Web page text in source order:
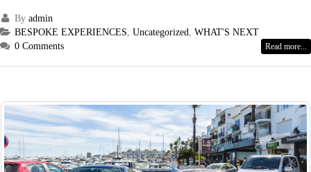
Byadmin
BESPOKE EXPERIENCES ,Uncategorized ,WHAT'S NEXT
0 Comments
Read more...